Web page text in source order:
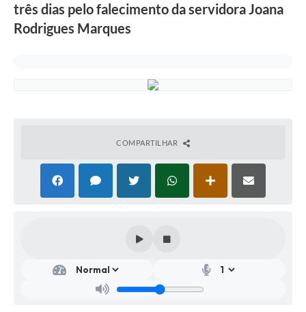
três dias pelo falecimento da servidora Joana
Rodrigues Marques
COMPARTILHAR